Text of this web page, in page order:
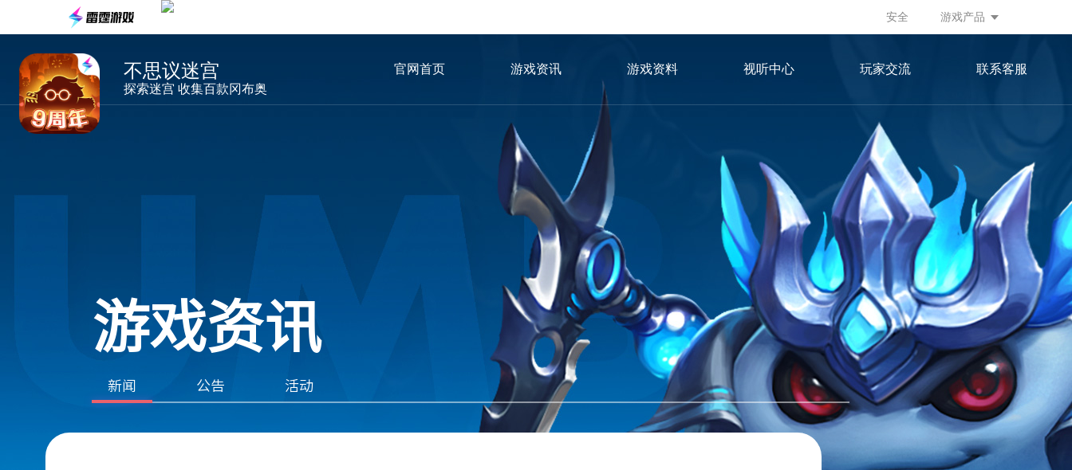
安全 游戏产品
不思议迷宫
探索迷宫 收集百款冈布奥
官网首页 游戏资讯 游戏资料 视听中心 玩家交流 联系客服
游戏画册
微信公众号
官方微博
官方微信群
游戏资讯
新闻 公告 活动